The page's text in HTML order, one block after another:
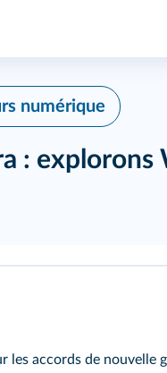
numérique
: explorons
les accords de nouvelle